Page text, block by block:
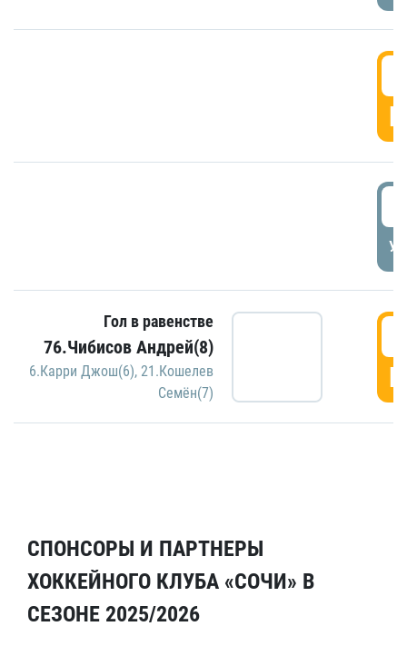
Гол в равенстве
76.Чибисов Андрей(8)
6.Карри Джош(6), 21.Кошелев
Семён(7)
СПОНСОРЫ И ПАРТНЕРЫ
ХОККЕЙНОГО КЛУБА «СОЧИ» В
СЕЗОНЕ 2025/2026